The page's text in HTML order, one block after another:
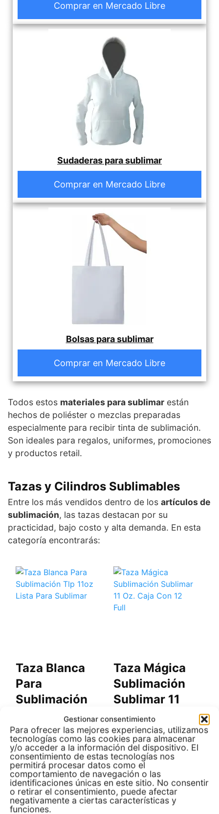
Gestionar consentimiento
Para ofrecer las mejores experiencias, utilizamos
tecnologías como las cookies para almacenar
y/o acceder a la información del dispositivo. El
consentimiento de estas tecnologías nos
permitirá procesar datos como el
comportamiento de navegación o las
identificaciones únicas en este sitio. No consentir
o retirar el consentimiento, puede afectar
negativamente a ciertas características y
funciones.
Comprar en Mercado Libre
Sudaderas para sublimar
Comprar en Mercado Libre
Bolsas para sublimar
Comprar en Mercado Libre
Todos estos materiales para sublimar están
hechos de poliéster o mezclas preparadas
especialmente para recibir tinta de sublimación.
Son ideales para regalos, uniformes, promociones
y productos retail.
Tazas y Cilindros Sublimables
Entre los más vendidos dentro de los artículos de
sublimación, las tazas destacan por su
practicidad, bajo costo y alta demanda. En esta
categoría encontrarás:
Taza Blanca
Para
Sublimación
Tlp 11oz Lista
Para Sublimar
$ 651.00
Comprar en
Mercado Libre
Taza Mágica
Sublimación
Sublimar 11
Oz. Caja Con
12 Full
$ 531.96
Comprar en